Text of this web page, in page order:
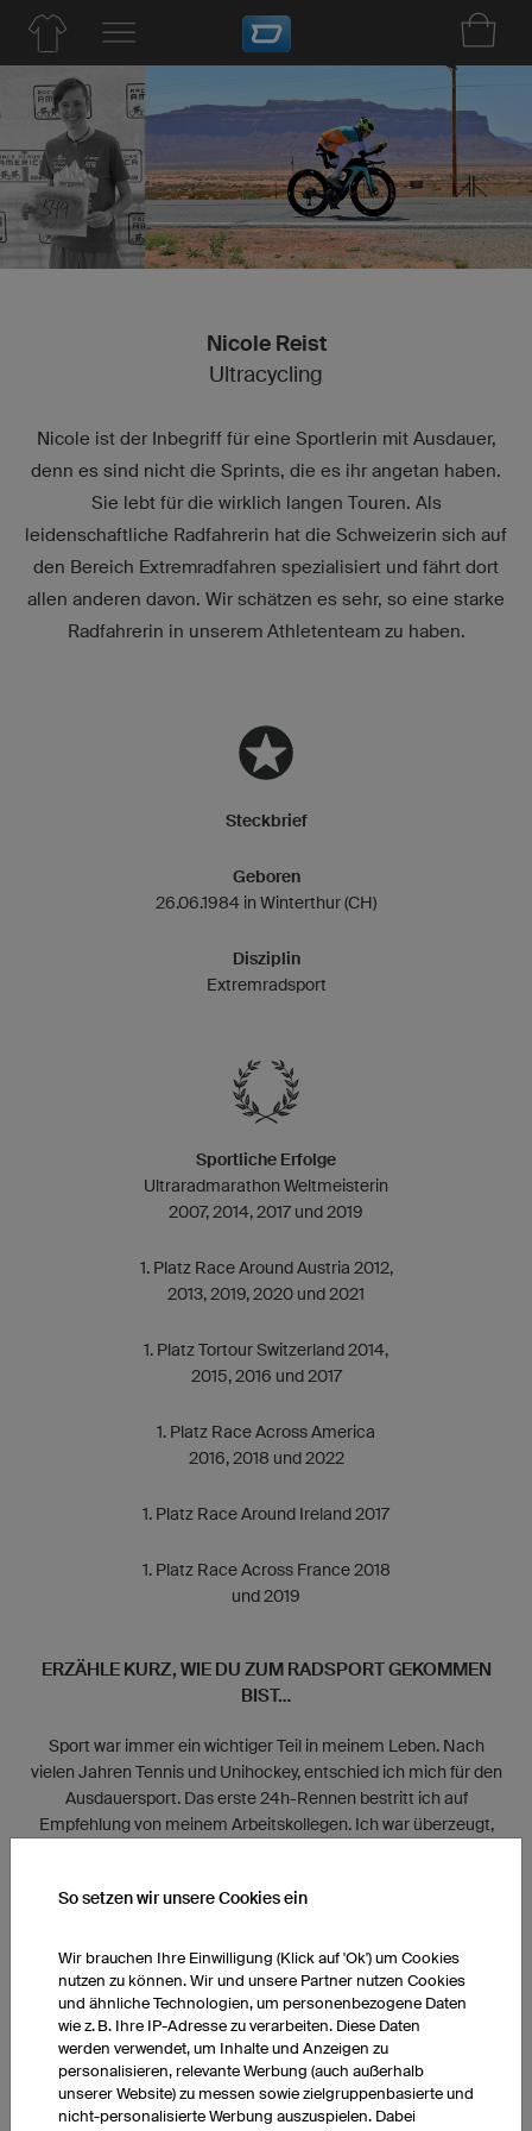
Nicole Reist
Ultracycling
Nicole ist der Inbegriff für eine Sportlerin mit Ausdauer,
denn es sind nicht die Sprints, die es ihr angetan haben.
Sie lebt für die wirklich langen Touren. Als
leidenschaftliche Radfahrerin hat die Schweizerin sich auf
den Bereich Extremradfahren spezialisiert und fährt dort
allen anderen davon. Wir schätzen es sehr, so eine starke
Radfahrerin in unserem Athletenteam zu haben.
Steckbrief
Geboren
26.06.1984 in Winterthur (CH)
Disziplin
Extremradsport
Sportliche Erfolge
Ultraradmarathon Weltmeisterin
2007, 2014, 2017 und 2019
1. Platz Race Around Austria 2012,
2013, 2019, 2020 und 2021
1. Platz Tortour Switzerland 2014,
2015, 2016 und 2017
1. Platz Race Across America
2016, 2018 und 2022
1. Platz Race Around Ireland 2017
1. Platz Race Across France 2018
und 2019
ERZÄHLE KURZ, WIE DU ZUM RADSPORT GEKOMMEN
BIST...
Sport war immer ein wichtiger Teil in meinem Leben. Nach
vielen Jahren Tennis und Unihockey, entschied ich mich für den
Ausdauersport. Das erste 24h-Rennen bestritt ich auf
Empfehlung von meinem Arbeitskollegen. Ich war überzeugt,
meine Grenzen sind. Nach mehreren 24h-Rennen suchte ich
Rundkurs war. So kamen die Teilnahmen an Rennen mit 1.000
Kilometern bis zum legendären Race Across America mit
5.000 Kilometern hinzu.
WAS SIND DEINE ZIELE? IM SPORT UND IM LEBEN?
Was noch kommt lasse ich offen, Gedanken und Möglichkeiten
So setzen wir unsere Cookies ein
Wir brauchen Ihre Einwilligung (Klick auf 'Ok') um Cookies
nutzen zu können. Wir und unsere Partner nutzen Cookies
und ähnliche Technologien, um personenbezogene Daten
wie z. B. Ihre IP-Adresse zu verarbeiten. Diese Daten
werden verwendet, um Inhalte und Anzeigen zu
personalisieren, relevante Werbung (auch außerhalb
unserer Website) zu messen sowie zielgruppenbasierte und
nicht-personalisierte Werbung auszuspielen. Dabei